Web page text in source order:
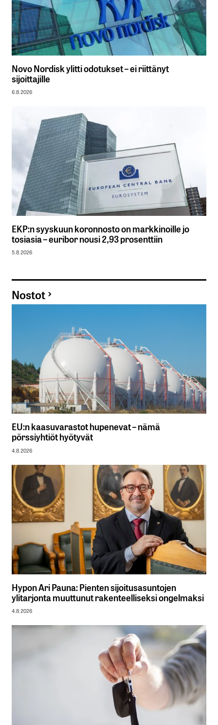
Novo Nordisk ylitti odotukset – ei riittänyt
sijoittajille
6.8.2026
EKP:n syyskuun koronnosto on markkinoille jo
tosiasia – euribor nousi 2,93 prosenttiin
5.8.2026
Nostot
EU:n kaasuvarastot hupenevat – nämä
pörssiyhtiöt hyötyvät
4.8.2026
Hypon Ari Pauna: Pienten sijoitusasuntojen
ylitarjonta muuttunut rakenteelliseksi ongelmaksi
4.8.2026